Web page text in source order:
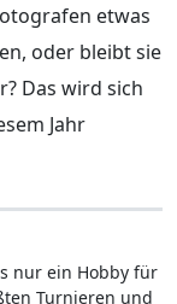
etwas
oder bleibt sie
Das wird sich
Jahr
nur ein Hobby für
Turnieren und